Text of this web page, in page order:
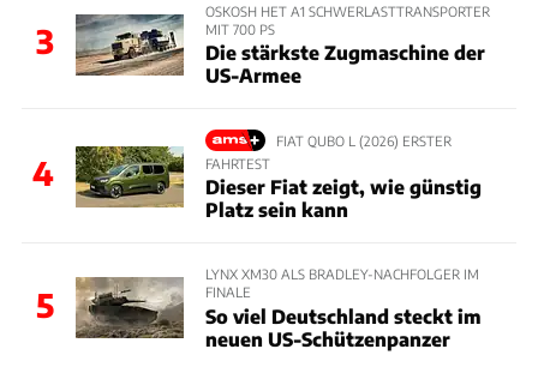
3
OSKOSH HET A1 SCHWERLASTTRANSPORTER
MIT 700 PS
Die stärkste Zugmaschine der
US-Armee
4
FIAT QUBO L (2026) ERSTER
FAHRTEST
Dieser Fiat zeigt, wie günstig
Platz sein kann
5
LYNX XM30 ALS BRADLEY-NACHFOLGER IM
FINALE
So viel Deutschland steckt im
neuen US-Schützenpanzer